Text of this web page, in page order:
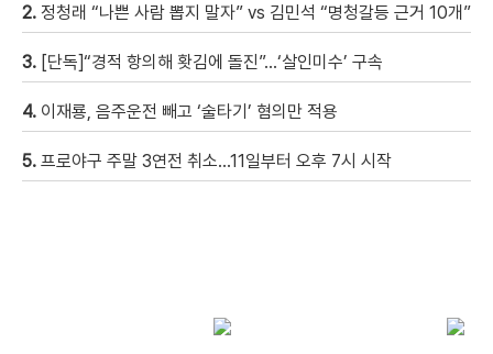
2. 정청래 “나쁜 사람 뽑지 말자” vs 김민석 “명청갈등 근거 10개”
3. [단독]“경적 항의해 홧김에 돌진”…‘살인미수’ 구속
4. 이재룡, 음주운전 빼고 ‘술타기’ 혐의만 적용
5. 프로야구 주말 3연전 취소…11일부터 오후 7시 시작